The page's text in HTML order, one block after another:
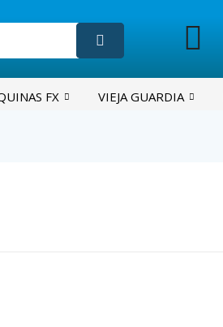
FX VIEJA GUARDIA